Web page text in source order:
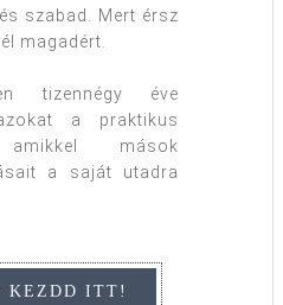
szabad. Mert érsz
magadért.
tizennégy éve
a praktikus
amikkel mások
a saját utadra